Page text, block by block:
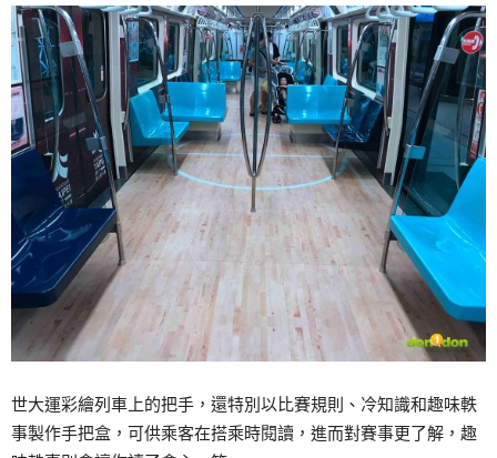
世大運彩繪列車上的把手，還特別以比賽規則、冷知識和趣味軼
事製作手把盒，可供乘客在搭乘時閱讀，進而對賽事更了解，趣